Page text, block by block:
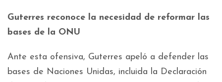
Guterres reconoce la necesidad de reformar las
bases de la ONU
Ante esta ofensiva, Guterres apeló a defender las
bases de Naciones Unidas, incluida la Declaración